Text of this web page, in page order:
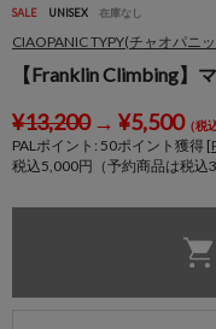
SALE UNISEX 在庫なし
CIAOPANIC TYPY(チャオパニ
【Franklin Climbing】
¥13,200→ ¥5,500（税
PALポイント: 50ポイント獲得 [
税込5,000円（予約商品は税込